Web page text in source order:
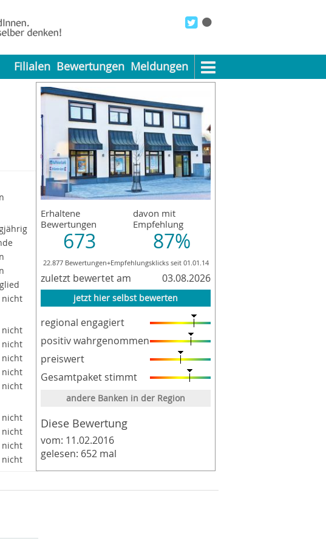
Rhein/Main eG
Filialen Bewertungen Meldungen
Erhaltene
Bewertungen
673
davon mit
Empfehlung
87%
22.877 Bewertungen+Empfehlungsklicks seit 01.01.14
zuletzt bewertet am 03.08.2026
jetzt hier selbst bewerten
regional engagiert
positiv wahrgenommen
preiswert
Gesamtpaket stimmt
andere Banken in der Region
Diese Bewertung
vom: 11.02.2016
gelesen: 652 mal
nicht
nicht
nicht
nicht
nicht
nicht
nicht
nicht
nicht
nicht